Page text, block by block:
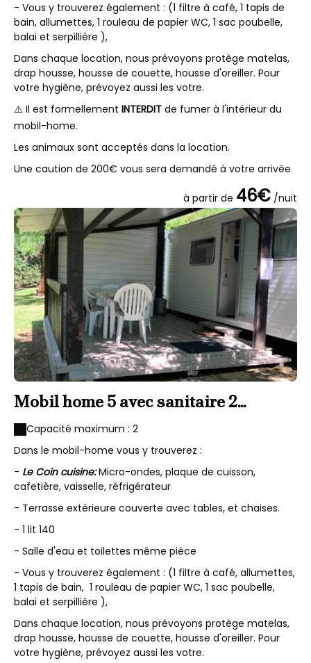
- Vous y trouverez également : (1 filtre à café, 1 tapis de
bain, allumettes, 1 rouleau de papier WC, 1 sac poubelle,
balai et serpillière ),
Dans chaque location, nous prévoyons protège matelas,
drap housse, housse de couette, housse d'oreiller. Pour
votre hygiène, prévoyez aussi les votre.
⚠️ Il est formellement INTERDIT de fumer à l'intérieur du
mobil-home.
Les animaux sont acceptés dans la location.
Une caution de 200€ vous sera demandé à votre arrivée
à partir de 46€ /nuit
Mobil home 5 avec sanitaire 2
personnes
Capacité maximum : 2
Dans le mobil-home vous y trouverez :
- Le Coin cuisine:Micro-ondes, plaque de cuisson,
cafetière, vaisselle, réfrigérateur
- Terrasse extérieure couverte avec tables, et chaises.
- 1 lit 140
- Salle d'eau et toilettes même pièce
- Vous y trouverez également : (1 filtre à café, allumettes,
1 tapis de bain, 1 rouleau de papier WC, 1 sac poubelle,
balai et serpillière ),
Dans chaque location, nous prévoyons protège matelas,
drap housse, housse de couette, housse d'oreiller. Pour
votre hygiène, prévoyez aussi les votre.